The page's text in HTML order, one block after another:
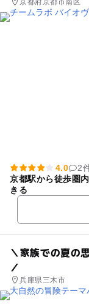
4.0
2
京都駅から徒歩圏
きる
＼家族での夏の
／
兵庫県三木市